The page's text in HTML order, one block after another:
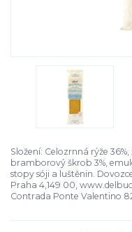
Složení: Celozrnná rýže
bramborový škrob 3%,
stopy sóji a luštěnin.
Praha 4,149 00,
Contrada Ponte Valentino